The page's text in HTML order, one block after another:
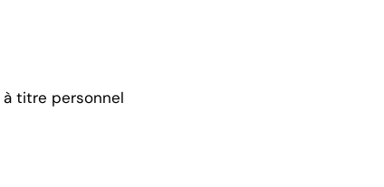
titre personnel